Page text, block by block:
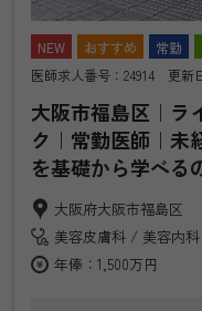
NEW おすすめ 常勤
医師求人番号：24914 更新
大阪市福島区｜ラ
ク｜常勤医師｜未
を基礎から学べる
大阪府大阪市福島区
美容皮膚科
美容内科
年俸：1,500万円